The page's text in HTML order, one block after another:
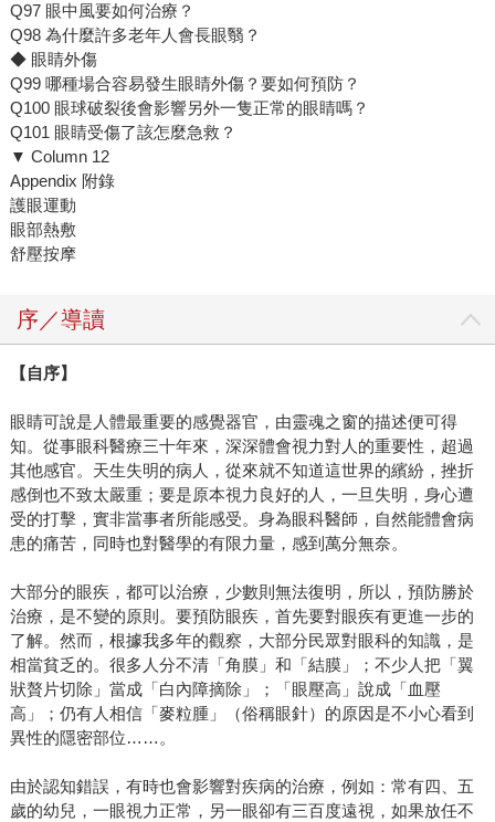
Q97 眼中風要如何治療？
Q98 為什麼許多老年人會長眼翳？
◆ 眼睛外傷
Q99 哪種場合容易發生眼睛外傷？要如何預防？
Q100 眼球破裂後會影響另外一隻正常的眼睛嗎？
Q101 眼睛受傷了該怎麼急救？
▼ Column 12
Appendix 附錄
護眼運動
眼部熱敷
舒壓按摩
序／導讀
【自序】
眼睛可說是人體最重要的感覺器官，由靈魂之窗的描述便可得
知。從事眼科醫療三十年來，深深體會視力對人的重要性，超過
其他感官。天生失明的病人，從來就不知道這世界的繽紛，挫折
感倒也不致太嚴重；要是原本視力良好的人，一旦失明，身心遭
受的打擊，實非當事者所能感受。身為眼科醫師，自然能體會病
患的痛苦，同時也對醫學的有限力量，感到萬分無奈。
大部分的眼疾，都可以治療，少數則無法復明，所以，預防勝於
治療，是不變的原則。要預防眼疾，首先要對眼疾有更進一步的
了解。然而，根據我多年的觀察，大部分民眾對眼科的知識，是
相當貧乏的。很多人分不清「角膜」和「結膜」；不少人把「翼
狀贅片切除」當成「白內障摘除」；「眼壓高」說成「血壓
高」；仍有人相信「麥粒腫」（俗稱眼針）的原因是不小心看到
異性的隱密部位……。
由於認知錯誤，有時也會影響對疾病的治療，例如：常有四、五
歲的幼兒，一眼視力正常，另一眼卻有三百度遠視，如果放任不